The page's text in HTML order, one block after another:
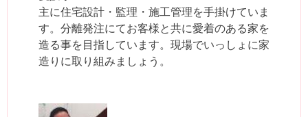
主に住宅設計・監理・施工管理を手掛けていま
す。分離発注にてお客様と共に愛着のある家を
造る事を目指しています。現場でいっしょに家
造りに取り組みましょう。